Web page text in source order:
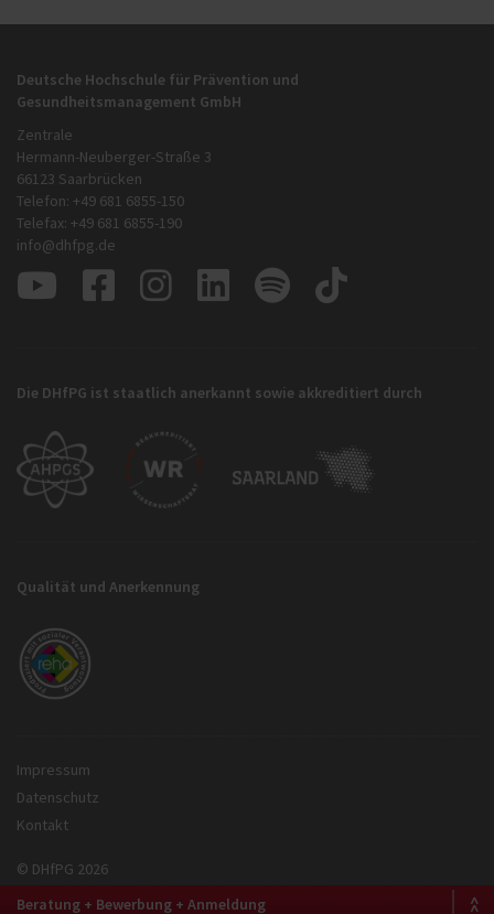
Beratung + Bewerbung + Anmeldung
Deutsche Hochschule für Prävention und
Gesundheitsmanagement GmbH
Zentrale
Hermann-Neuberger-Straße 3
66123 Saarbrücken
Telefon: +49 681 6855-150
Telefax: +49 681 6855-190
info@dhfpg.de
Die DHfPG ist staatlich anerkannt sowie akkreditiert durch
Qualität und Anerkennung
Impressum
Datenschutz
Kontakt
© DHfPG 2026